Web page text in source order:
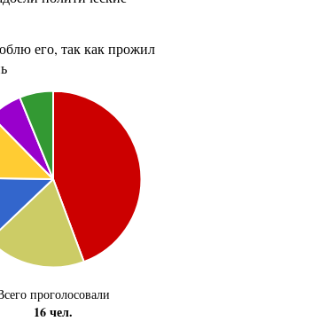
его, так как прожил
проголосовали
16 чел.